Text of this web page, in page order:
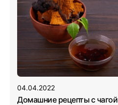
04.04.2022
Домашние рецепты с чагой